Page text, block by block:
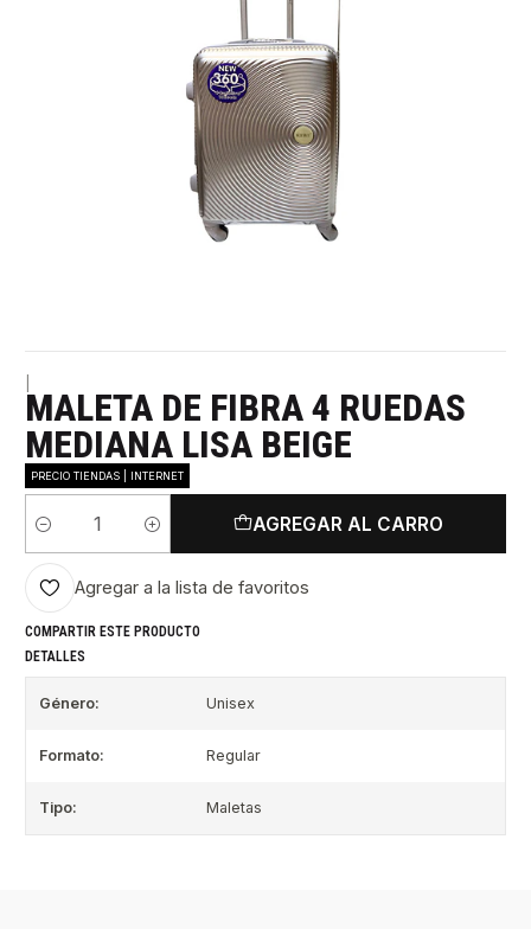
MALETA DE FIBRA 4 RUEDAS
MEDIANA LISA BEIGE
PRECIO TIENDAS | INTERNET
Cantidad
AGREGAR AL CARRO
Agregar a la lista de favoritos
COMPARTIR ESTE PRODUCTO
DETALLES
Género: Unisex
Formato: Regular
Tipo: Maletas